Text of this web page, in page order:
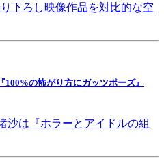
下ろし映像作品を対比的な空
100%の怖がり方にガッツポーズ』
沙は『ホラーとアイドルの組